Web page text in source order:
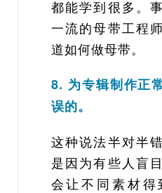
都能学到很多。
一流的母带工程
道如何做母带。
8. 为专辑制作正
误的。
这种说法半对半
是因为有些人盲
会让不同素材得